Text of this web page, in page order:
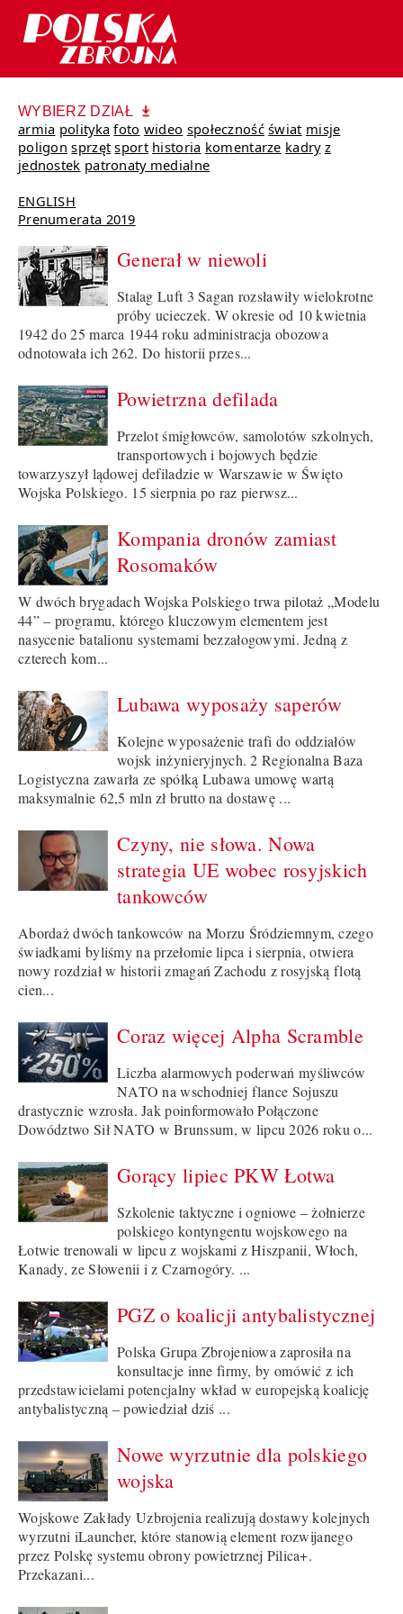
WYBIERZ DZIAŁ
armia polityka foto wideo społeczność świat misje
poligon sprzęt sport historia komentarze kadry z
jednostek patronaty medialne
ENGLISH
Prenumerata 2019
Generał w niewoli
Stalag Luft 3 Sagan rozsławiły wielokrotne
próby ucieczek. W okresie od 10 kwietnia
1942 do 25 marca 1944 roku administracja obozowa
odnotowała ich 262. Do historii przes...
Powietrzna defilada
Przelot śmigłowców, samolotów szkolnych,
transportowych i bojowych będzie
towarzyszył lądowej defiladzie w Warszawie w Święto
Wojska Polskiego. 15 sierpnia po raz pierwsz...
Kompania dronów zamiast
Rosomaków
W dwóch brygadach Wojska Polskiego trwa pilotaż „Modelu
44” – programu, którego kluczowym elementem jest
nasycenie batalionu systemami bezzałogowymi. Jedną z
czterech kom...
Lubawa wyposaży saperów
Kolejne wyposażenie trafi do oddziałów
wojsk inżynieryjnych. 2 Regionalna Baza
Logistyczna zawarła ze spółką Lubawa umowę wartą
maksymalnie 62,5 mln zł brutto na dostawę ...
Czyny, nie słowa. Nowa
strategia UE wobec rosyjskich
tankowców
Abordaż dwóch tankowców na Morzu Śródziemnym, czego
świadkami byliśmy na przełomie lipca i sierpnia, otwiera
nowy rozdział w historii zmagań Zachodu z rosyjską flotą
cien...
Coraz więcej Alpha Scramble
Liczba alarmowych poderwań myśliwców
NATO na wschodniej flance Sojuszu
drastycznie wzrosła. Jak poinformowało Połączone
Dowództwo Sił NATO w Brunssum, w lipcu 2026 roku o...
Gorący lipiec PKW Łotwa
Szkolenie taktyczne i ogniowe – żołnierze
polskiego kontyngentu wojskowego na
Łotwie trenowali w lipcu z wojskami z Hiszpanii, Włoch,
Kanady, ze Słowenii i z Czarnogóry. ...
PGZ o koalicji antybalistycznej
Polska Grupa Zbrojeniowa zaprosiła na
konsultacje inne firmy, by omówić z ich
przedstawicielami potencjalny wkład w europejską koalicję
antybalistyczną – powiedział dziś ...
Nowe wyrzutnie dla polskiego
wojska
Wojskowe Zakłady Uzbrojenia realizują dostawy kolejnych
wyrzutni iLauncher, które stanowią element rozwijanego
przez Polskę systemu obrony powietrznej Pilica+.
Przekazani...